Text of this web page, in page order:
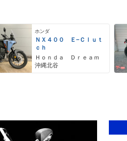
たことも変化のひとつ。扱いやすさが
伝達するライドバイワイヤ（スロット
などの介入レベル変化を伴なったライ
になった。上位モデルとしてSタイプ
タイプには、電子制御サスやLEDヘッ
ホンダ
ＮＸ４００ Ｅ−Ｃｌｕｔ
ｃｈ
Ｈｏｎｄａ Ｄｒｅａｍ
沖縄北谷